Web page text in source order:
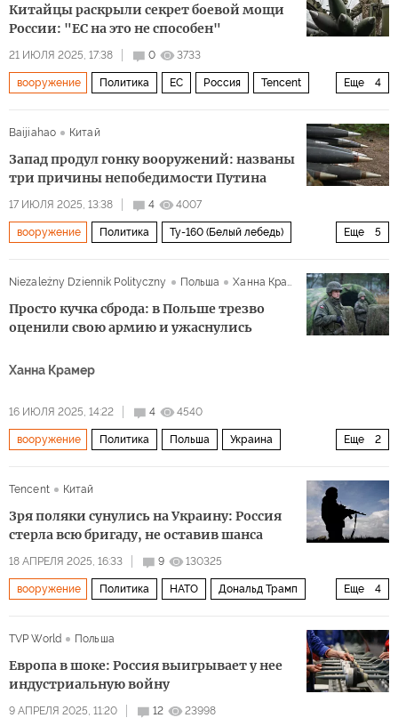
Китайцы раскрыли секрет боевой мощи
России: "ЕС на это не способен"
21 ИЮЛЯ 2025, 17:38 0 3733
Еще 4
вооружение Политика ЕС Россия Tencent
Baijiahao
Китай
Запад продул гонку вооружений: названы
три причины непобедимости Путина
17 ИЮЛЯ 2025, 13:38 4 4007
Еще 5
вооружение Политика Ту-160 (Белый лебедь)
Niezależny Dziennik Polityczny
Польша Ханна Крамер
Просто кучка сброда: в Польше трезво
оценили свою армию и ужаснулись
Ханна Крамер
16 ИЮЛЯ 2025, 14:22 4 4540
Еще 2
вооружение Политика Польша Украина
Tencent
Китай
Зря поляки сунулись на Украину: Россия
стерла всю бригаду, не оставив шанса
18 АПРЕЛЯ 2025, 16:33 9 130325
Еще 4
вооружение Политика НАТО Дональд Трамп
TVP World
Польша
Европа в шоке: Россия выигрывает у нее
индустриальную войну
9 АПРЕЛЯ 2025, 11:20 12 23998